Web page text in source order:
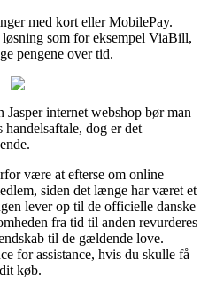
med kort eller MobilePay.
som for eksempel ViaBill,
pengene over tid.
Jasper internet webshop bør man
dog er det
være at efterse om online
siden det længe har været et
lever op til de officielle danske
fra tid til anden revurderes
til de gældende love.
for assistance, hvis du skulle få
køb.